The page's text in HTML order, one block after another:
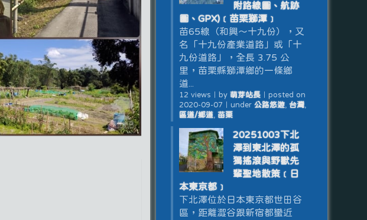
附路線圖、航跡
圖、GPX)﹝苗栗獅潭﹞
苗65線（和興～十九份），又
名「十九份產業道路」或「十
九份道路」，全長 3.75 公
里，苗栗縣獅潭鄉的一條鄉
道...
12 views by 萌芽站長｜ posted on
2020-09-07
under 公路悠遊, 台灣,
區道/鄉道, 苗栗
20251003下北
澤到東北澤的孤
獨搖滾與野獸先
輩聖地散策﹝日
本東京都﹞
下北澤位於日本東京都世田谷
區，距離澀谷跟新宿都蠻近